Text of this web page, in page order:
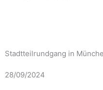
Stadtteilrundgang in
28/09/2024